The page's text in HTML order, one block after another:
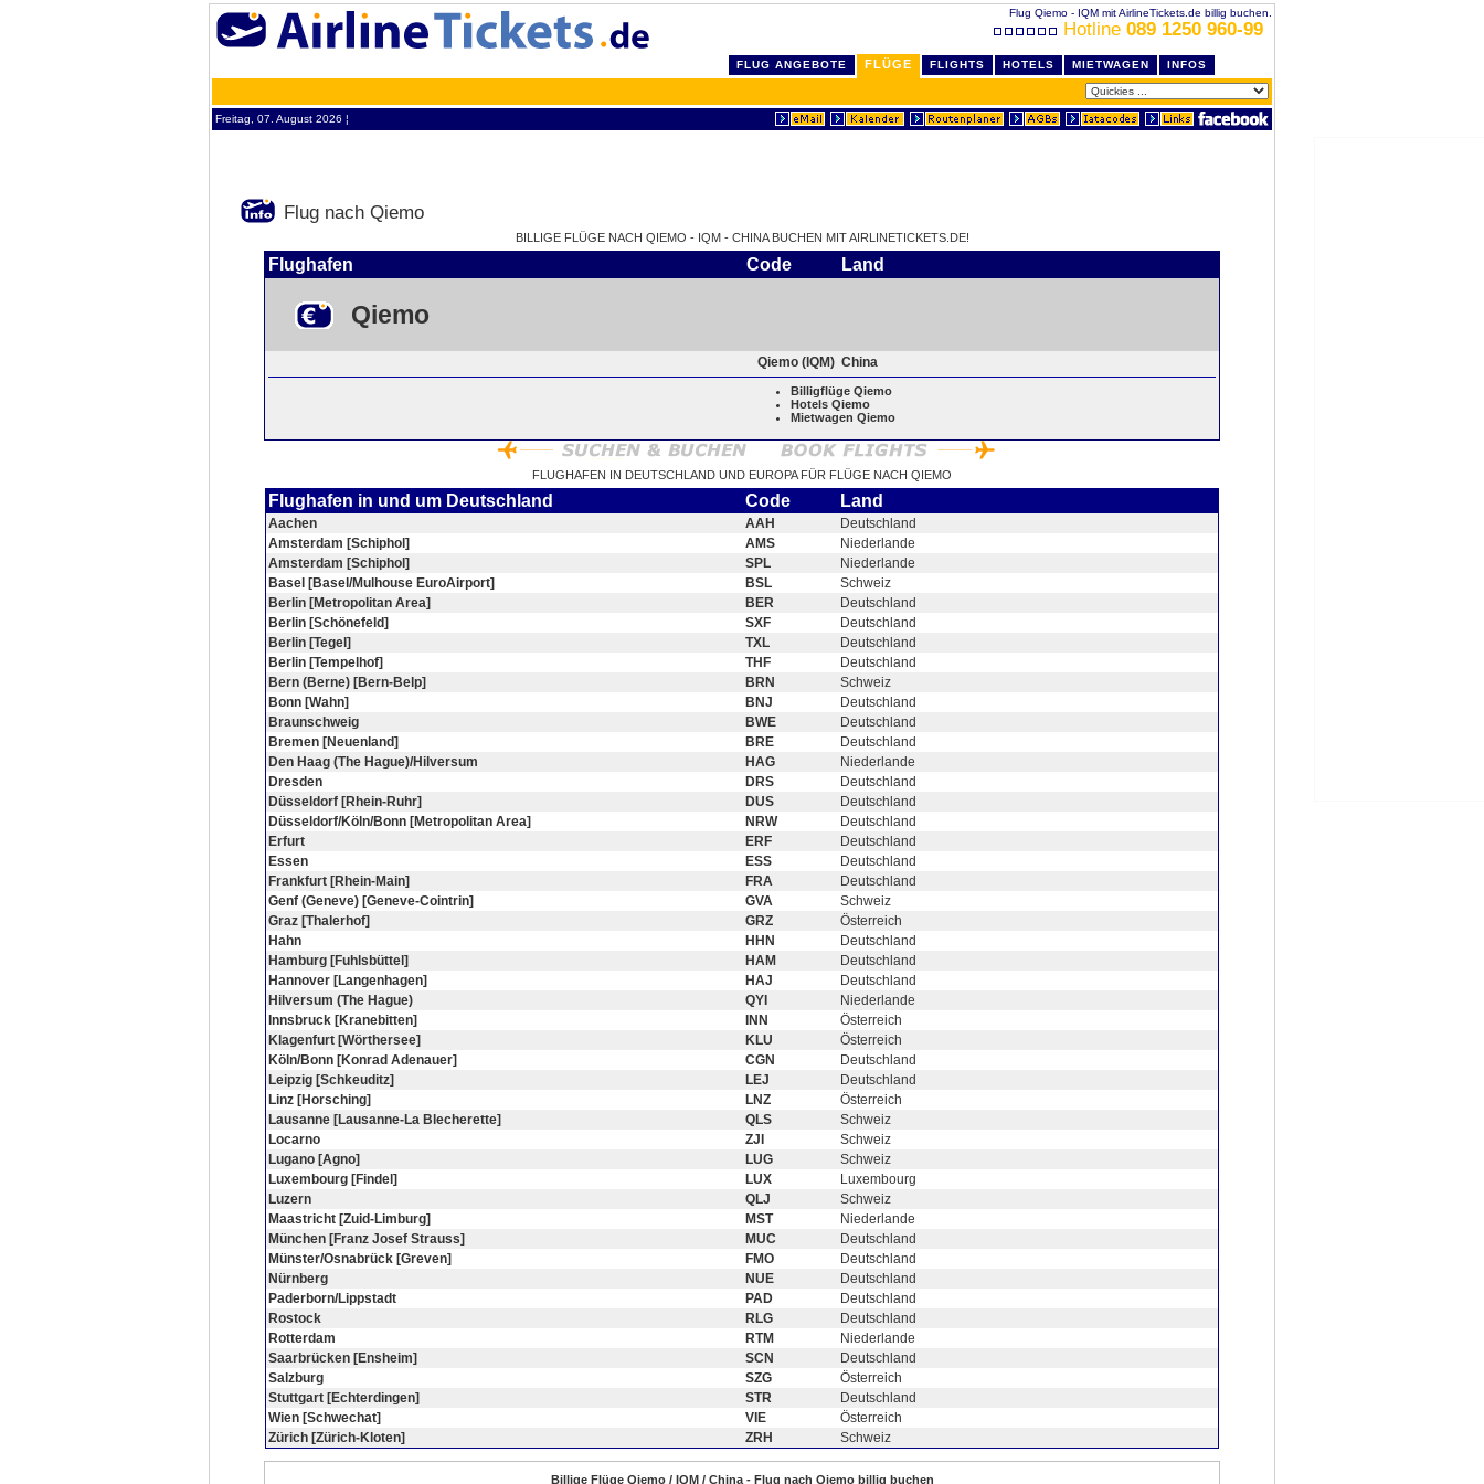
Flug Qiemo - IQM mit AirlineTickets.de billig buchen.
Hotline 089 1250 960-99
FLUG ANGEBOTE FLÜGE FLIGHTS HOTELS MIETWAGEN INFOS
Freitag, 07. August 2026 ¦
Flug nach Qiemo
BILLIGE FLÜGE NACH QIEMO - IQM - CHINA BUCHEN MIT AIRLINETICKETS.DE!
Flughafen Code Land
Qiemo
Qiemo (IQM) China
Billigflüge Qiemo
Hotels Qiemo
Mietwagen Qiemo
FLUGHAFEN IN DEUTSCHLAND UND EUROPA FÜR FLÜGE NACH QIEMO
Flughafen in und um Deutschland Code Land
Aachen AAH
Deutschland
Amsterdam [Schiphol]
AMS
Niederlande
Amsterdam [Schiphol]
SPL
Niederlande
Basel [Basel/Mulhouse EuroAirport]
BSL
Schweiz
Berlin [Metropolitan Area]
BER
Deutschland
Berlin [Schönefeld]
SXF
Deutschland
Berlin [Tegel]
TXL
Deutschland
Berlin [Tempelhof]
THF
Deutschland
Bern (Berne) [Bern-Belp]
BRN
Schweiz
Bonn [Wahn]
BNJ
Deutschland
Braunschweig
BWE
Deutschland
Bremen [Neuenland]
BRE
Deutschland
Den Haag (The Hague)/Hilversum
HAG
Niederlande
Dresden
DRS
Deutschland
Düsseldorf [Rhein-Ruhr]
DUS
Deutschland
Düsseldorf/Köln/Bonn [Metropolitan Area]
NRW
Deutschland
Erfurt
ERF
Deutschland
Essen
ESS
Deutschland
Frankfurt [Rhein-Main]
FRA
Deutschland
Genf (Geneve) [Geneve-Cointrin]
GVA
Schweiz
Graz [Thalerhof]
GRZ
Österreich
Hahn
HHN
Deutschland
Hamburg [Fuhlsbüttel]
HAM
Deutschland
Hannover [Langenhagen]
HAJ
Deutschland
Hilversum (The Hague)
QYI
Niederlande
Innsbruck [Kranebitten]
INN
Österreich
Klagenfurt [Wörthersee]
KLU
Österreich
Köln/Bonn [Konrad Adenauer]
CGN
Deutschland
Leipzig [Schkeuditz]
LEJ
Deutschland
Linz [Horsching]
LNZ
Österreich
Lausanne [Lausanne-La Blecherette]
QLS
Schweiz
Locarno
ZJI
Schweiz
Lugano [Agno]
LUG
Schweiz
Luxembourg [Findel]
LUX
Luxembourg
Luzern
QLJ
Schweiz
Maastricht [Zuid-Limburg]
MST
Niederlande
München [Franz Josef Strauss]
MUC
Deutschland
Münster/Osnabrück [Greven]
FMO
Deutschland
Nürnberg
NUE
Deutschland
Paderborn/Lippstadt
PAD
Deutschland
Rostock
RLG
Deutschland
Rotterdam
RTM
Niederlande
Saarbrücken [Ensheim]
SCN
Deutschland
Salzburg
SZG
Österreich
Stuttgart [Echterdingen]
STR
Deutschland
Wien [Schwechat]
VIE
Österreich
Zürich [Zürich-Kloten]
ZRH Schweiz
Billige Flüge Qiemo / IQM / China - Flug nach Qiemo billig buchen